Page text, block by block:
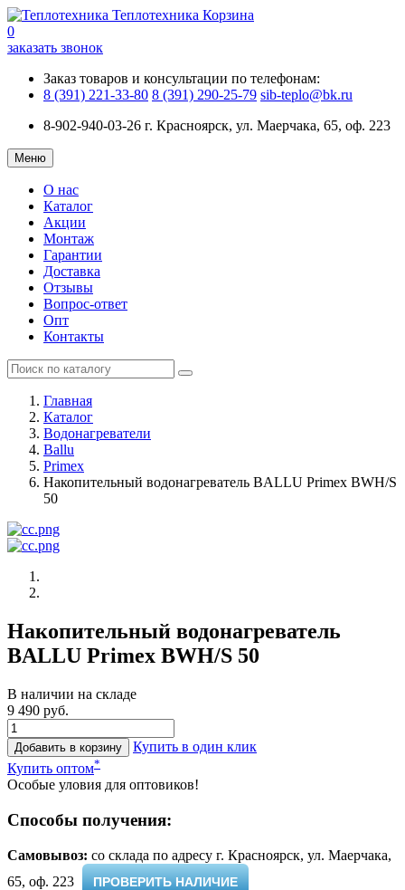
Теплотехника Корзина
0
заказать звонок
Заказ товаров и консультации по телефонам:
8 (391) 221-33-80 8 (391) 290-25-79 sib-teplo@bk.ru
8-902-940-03-26 г. Красноярск, ул. Маерчака, 65, оф. 223
Меню
О нас
Каталог
Акции
Монтаж
Гарантии
Доставка
Отзывы
Вопрос-ответ
Опт
Контакты
Главная
Каталог
Водонагреватели
Ballu
Primex
Накопительный водонагреватель BALLU Primex BWH/S
50
Накопительный водонагреватель
BALLU Primex BWH/S 50
В наличии на складе
9 490 руб.
Добавить в корзину
Купить в один клик
Купить оптом*
Особые уловия для оптовиков!
Способы получения:
Самовывоз: cо склада по адресу г. Красноярск, ул. Маерчака,
65, оф. 223 ​
ПРОВЕРИТЬ НАЛИЧИЕ